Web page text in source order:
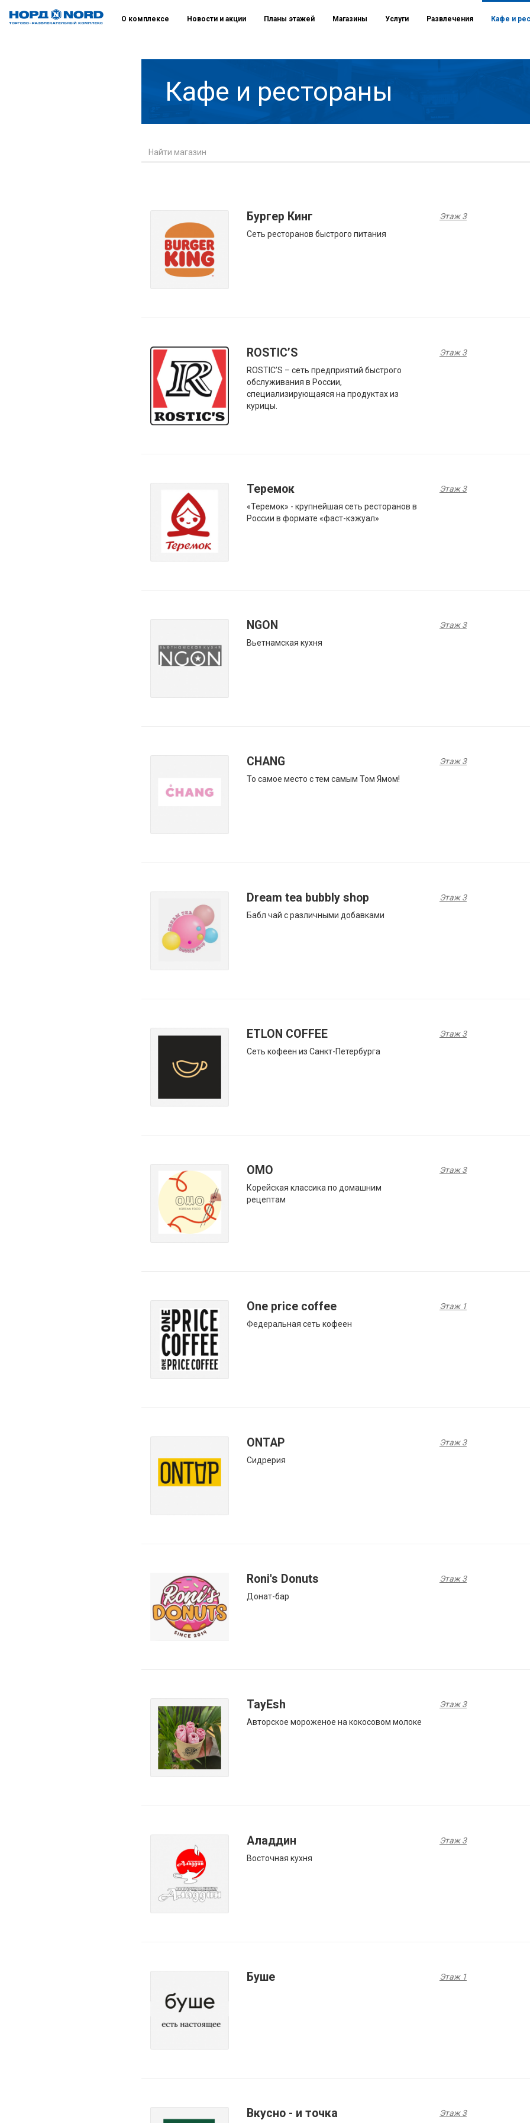
О комплексе Новости и акции Планы этажей Магазины Услуги Развлечения Кафе и
Кафе и рестораны
Бургер Кинг
Сеть ресторанов быстрого питания
Этаж 3
ROSTIC’S
ROSTIC’S – сеть предприятий быстрого
обслуживания в России,
специализирующаяся на продуктах из
курицы.
Этаж 3
Теремок
«Теремок» - крупнейшая сеть ресторанов в
России в формате «фаст-кэжуал»
Этаж 3
NGON
Вьетнамская кухня
Этаж 3
CHANG
То самое место с тем самым Том Ямом!
Этаж 3
Dream tea bubbly shop
Бабл чай с различными добавками
Этаж 3
ETLON COFFEE
Сеть кофеен из Санкт-Петербурга
Этаж 3
OMO
Корейская классика по домашним
рецептам
Этаж 3
One price coffee
Федеральная сеть кофеен
Этаж 1
ONTAP
Сидрерия
Этаж 3
Roni's Donuts
Донат-бар
Этаж 3
TayEsh
Авторское мороженое на кокосовом молоке
Этаж 3
Аладдин
Восточная кухня
Этаж 3
Буше Этаж 1
Вкусно - и точка Этаж 3